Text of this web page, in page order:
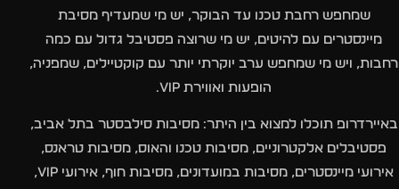
שמחפש רחבת טכנו עד הבוקר, יש מי שמעדיף מסיבת
מיינסטרים עם להיטים, יש מי שרוצה פסטיבל גדול עם כמה
רחבות, ויש מי שמחפש ערב יוקרתי יותר עם קוקטיילים, שמפניה,
הופעות ואווירת VIP.
באיירדרופ תוכלו למצוא בין היתר: מסיבות סילבסטר בתל אביב,
פסטיבלים אלקטרוניים, מסיבות טכנו והאוס, מסיבות טראנס,
אירועי מיינסטרים, מסיבות במועדונים, מסיבות חוף, אירועי VIP,